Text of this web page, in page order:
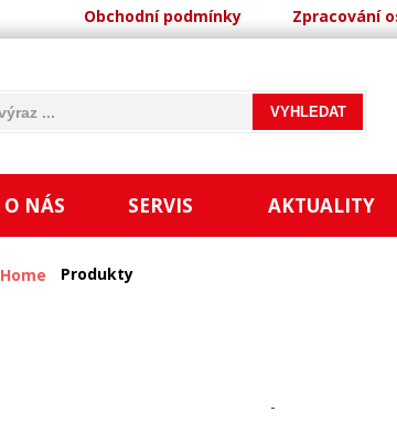
Obchodní podmínky Zpracování
O NÁS SERVIS AKTUALITY
Home Produkty
-